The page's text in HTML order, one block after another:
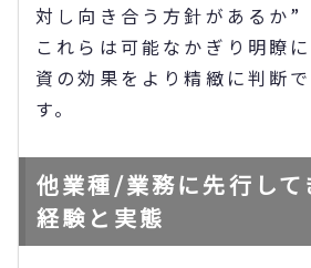
対し向き合う方針があるか”
これらは可能なかぎり明瞭
資の効果をより精緻に判断
す。
他業種/業務に先行し
経験と実態